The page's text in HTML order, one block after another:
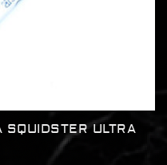
SQUIDSTER ULTRA